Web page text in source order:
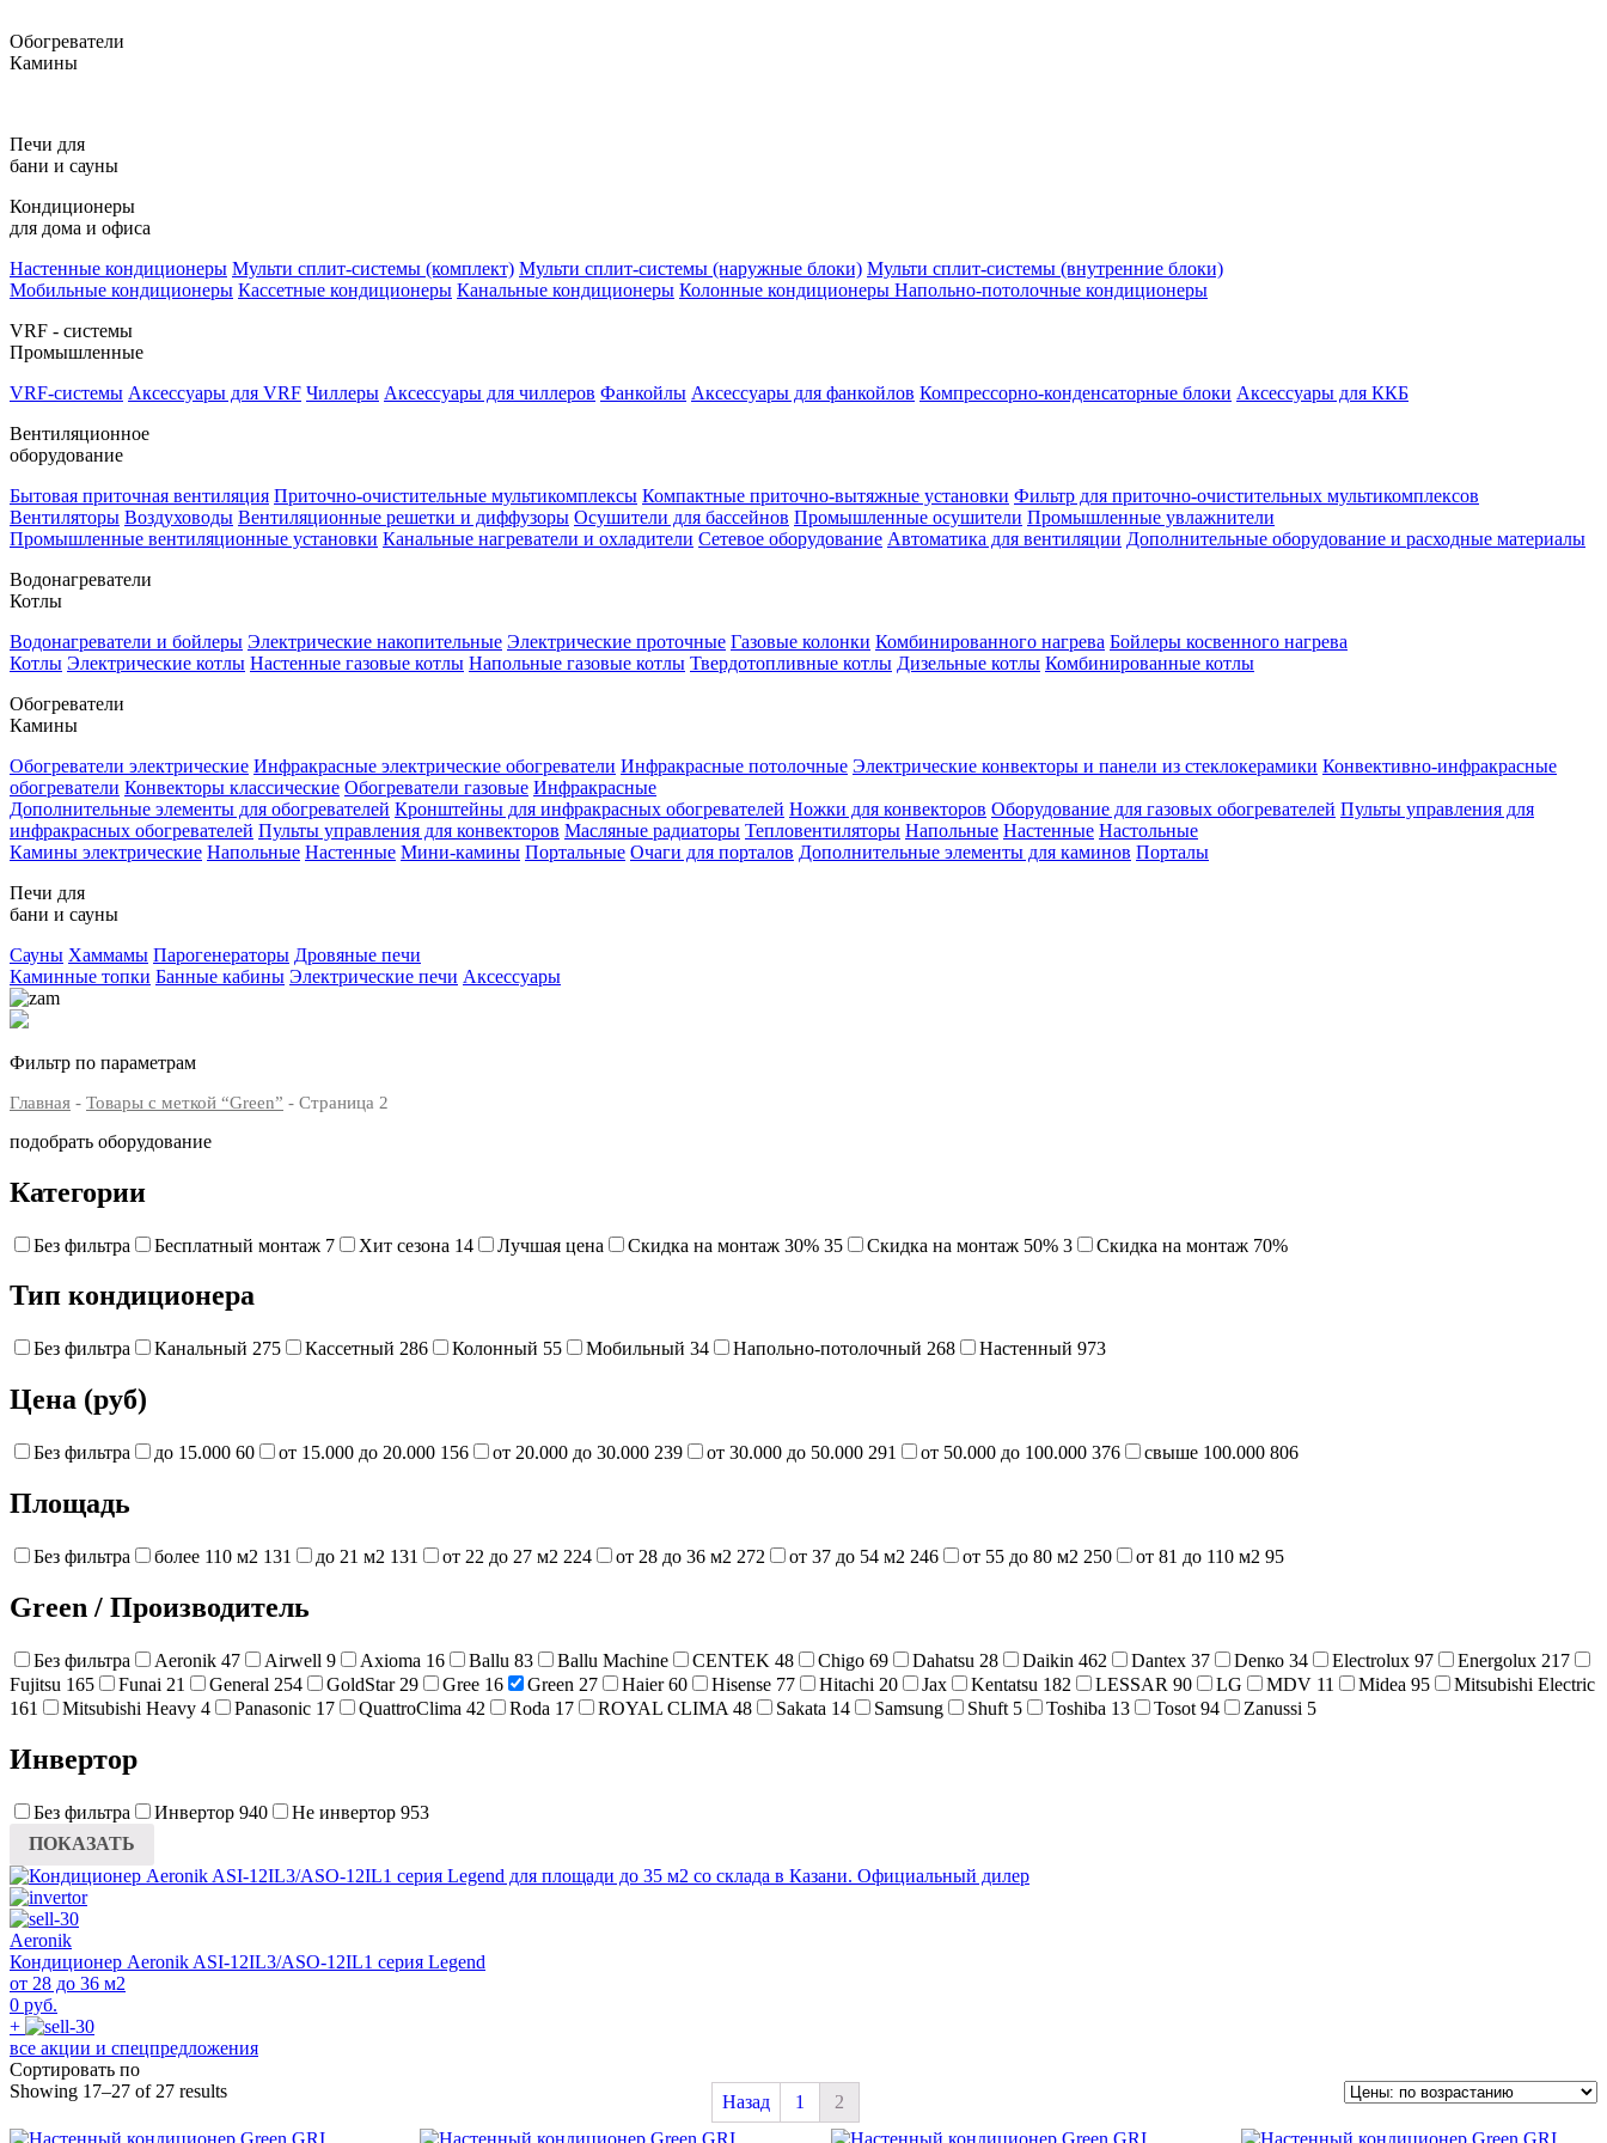
Обогреватели
Камины
Печи для
бани и сауны
Кондиционеры
для дома и офиса
Настенные кондиционеры Мульти сплит-системы (комплект) Мульти сплит-системы (наружные блоки) Мульти сплит-системы (внутренние блоки)
Мобильные кондиционеры Кассетные кондиционеры Канальные кондиционеры Колонные кондиционеры Напольно-потолочные кондиционеры
VRF - системы
Промышленные
VRF-системы Аксессуары для VRF Чиллеры Аксессуары для чиллеров Фанкойлы Аксессуары для фанкойлов Компрессорно-конденсаторные блоки Аксессуары для ККБ
Вентиляционное
оборудование
Бытовая приточная вентиляция Приточно-очистительные мультикомплексы Компактные приточно-вытяжные установки Фильтр для приточно-очистительных мультикомплексов
Вентиляторы Воздуховоды Вентиляционные решетки и диффузоры Осушители для бассейнов Промышленные осушители Промышленные увлажнители
Промышленные вентиляционные установки Канальные нагреватели и охладители Сетевое оборудование Автоматика для вентиляции Дополнительные оборудование и расходные материалы
Водонагреватели
Котлы
Водонагреватели и бойлеры Электрические накопительные Электрические проточные Газовые колонки Комбинированного нагрева Бойлеры косвенного нагрева
Котлы Электрические котлы Настенные газовые котлы Напольные газовые котлы Твердотопливные котлы Дизельные котлы Комбинированные котлы
Обогреватели
Камины
Обогреватели электрические Инфракрасные электрические обогреватели Инфракрасные потолочные Электрические конвекторы и панели из стеклокерамики Конвективно-инфракрасные
обогреватели Конвекторы классические Обогреватели газовые Инфракрасные
Дополнительные элементы для обогревателей Кронштейны для инфракрасных обогревателей Ножки для конвекторов Оборудование для газовых обогревателей Пульты управления для
инфракрасных обогревателей Пульты управления для конвекторов Масляные радиаторы Тепловентиляторы Напольные Настенные Настольные
Камины электрические Напольные Настенные Мини-камины Портальные Очаги для порталов Дополнительные элементы для каминов Порталы
Печи для
бани и сауны
Сауны Хаммамы Парогенераторы Дровяные печи
Каминные топки Банные кабины Электрические печи Аксессуары
Фильтр по параметрам
Главная - Товары с меткой “Green” - Страница 2
подобрать оборудование
Категории
Без фильтра Бесплатный монтаж 7 Хит сезона 14 Лучшая цена Cкидка на монтаж 30% 35 Скидка на монтаж 50% 3 Cкидка на монтаж 70%
Тип кондиционера
Без фильтра Канальный 275 Кассетный 286 Колонный 55 Мобильный 34 Напольно-потолочный 268 Настенный 973
Цена (руб)
Без фильтра до 15.000 60 от 15.000 до 20.000 156 от 20.000 до 30.000 239 от 30.000 до 50.000 291 от 50.000 до 100.000 376 свыше 100.000 806
Площадь
Без фильтра более 110 м2 131 до 21 м2 131 от 22 до 27 м2 224 от 28 до 36 м2 272 от 37 до 54 м2 246 от 55 до 80 м2 250 от 81 до 110 м2 95
Green / Производитель
Без фильтра Aeronik 47 Airwell 9 Axioma 16 Ballu 83 Ballu Machine CENTEK 48 Chigo 69 Dahatsu 28 Daikin 462 Dantex 37 Denко 34 Electrolux 97 Energolux 217
Fujitsu 165 Funai 21 General 254 GoldStar 29 Gree 16 Green 27 Haier 60 Hisense 77 Hitachi 20 Jax Kentatsu 182 LESSAR 90 LG MDV 11 Midea 95
Mitsubishi Electric
161
Mitsubishi Heavy 4 Panasonic 17 QuattroClima 42 Roda 17 ROYAL CLIMA 48 Sakata 14 Samsung Shuft 5 Toshiba 13 Tosot 94 Zanussi 5
Инвертор
Без фильтра Инвертор 940 Не инвертор 953
ПОКАЗАТЬ
Aeronik
Кондиционер Aeronik ASI-12IL3/ASO-12IL1 серия Legend
от 28 до 36 м2
0 руб.
+
все акции и спецпредложения
Сортировать по
Showing 17–27 of 27 results
Назад 1 2